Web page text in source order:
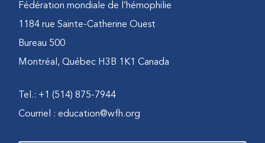
Fédération mondiale de l’hémophilie
1184 rue Sainte-Catherine Ouest
Bureau 500
Montréal, Québec H3B 1K1 Canada
Tel.: +1 (514) 875-7944
Courriel :education@wfh.org